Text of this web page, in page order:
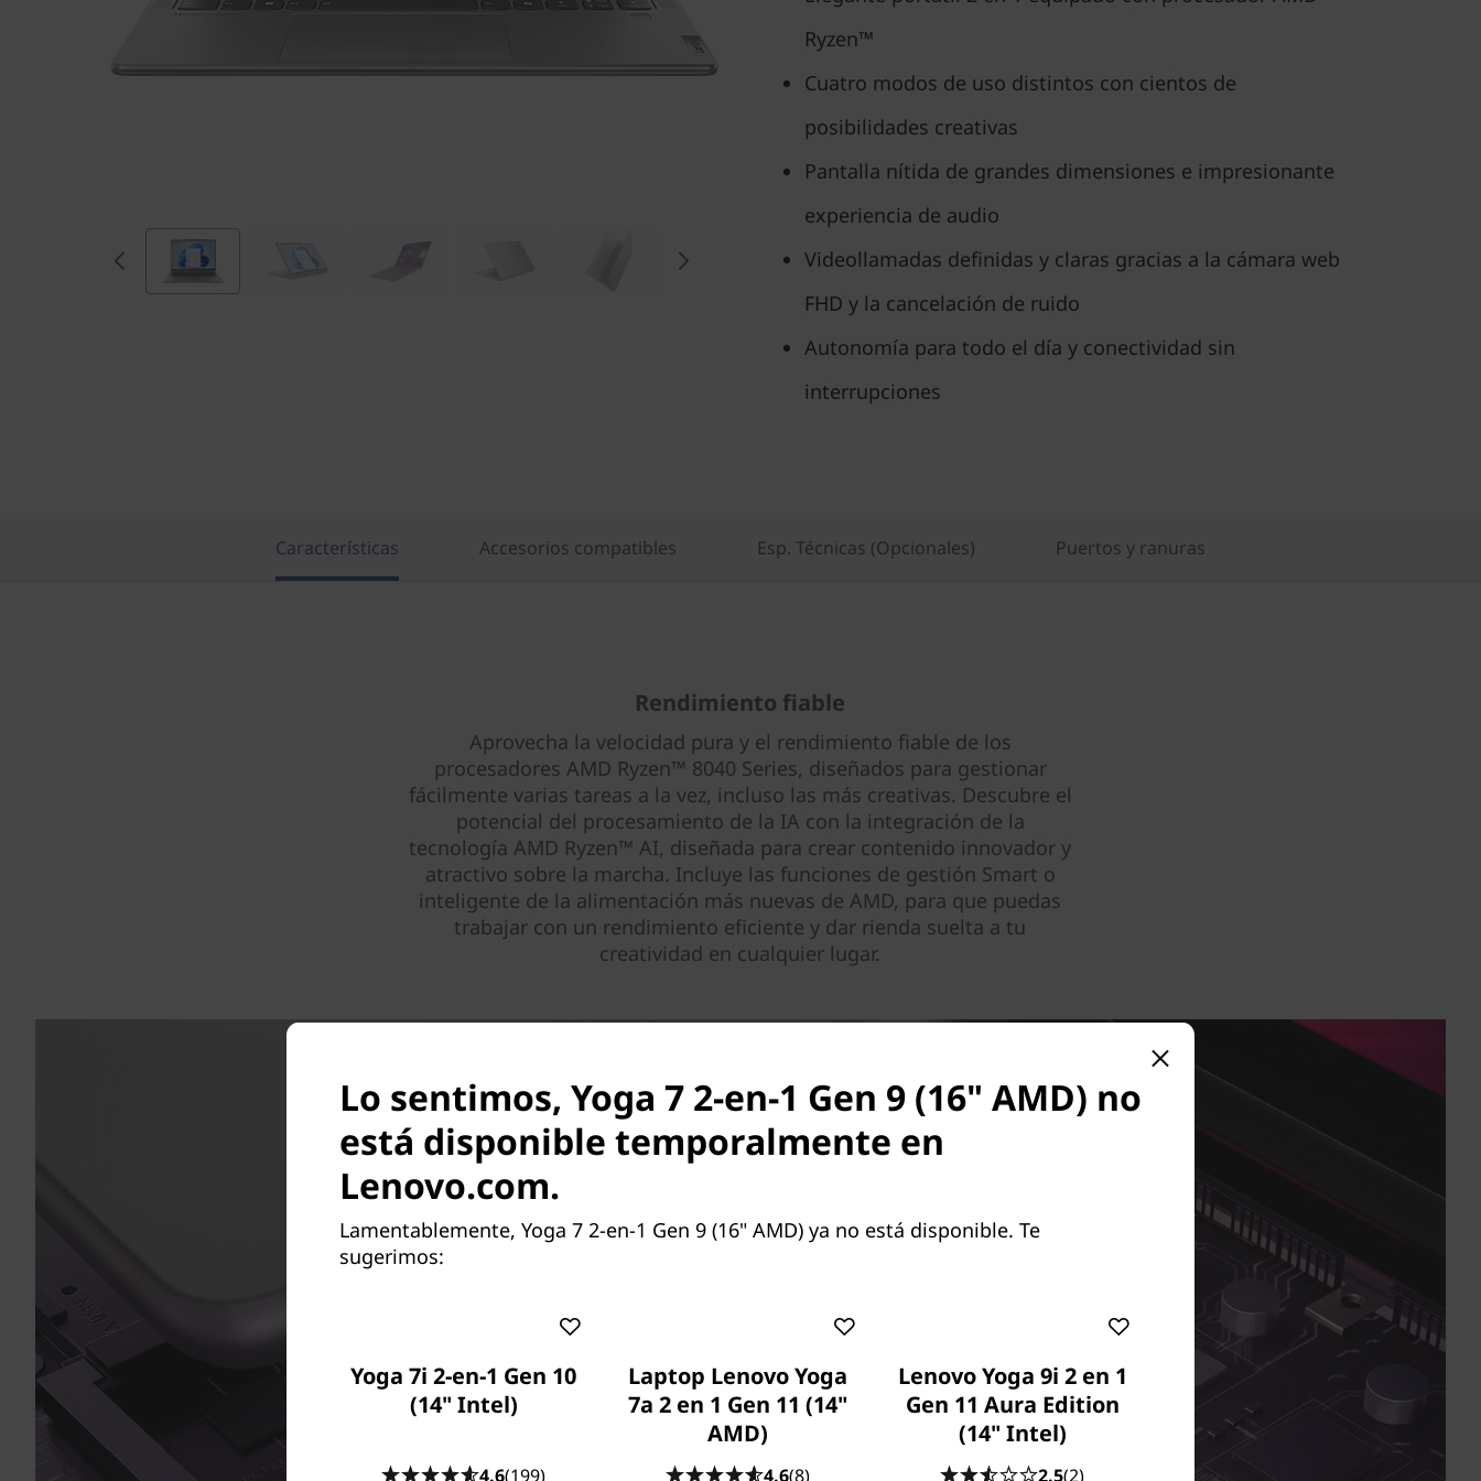
Ryzen™
Cuatro modos de uso distintos con cientos de
posibilidades creativas
Pantalla nítida de grandes dimensiones e impresionante
experiencia de audio
Videollamadas definidas y claras gracias a la cámara web
FHD y la cancelación de ruido
Autonomía para todo el día y conectividad sin
interrupciones
Características Accesorios compatibles Esp. Técnicas (Opcionales) Puertos y ranuras
Rendimiento fiable
Aprovecha la velocidad pura y el rendimiento fiable de los
procesadores AMD Ryzen™ 8040 Series, diseñados para gestionar
fácilmente varias tareas a la vez, incluso las más creativas. Descubre el
potencial del procesamiento de la IA con la integración de la
tecnología AMD Ryzen™ AI, diseñada para crear contenido innovador y
atractivo sobre la marcha. Incluye las funciones de gestión Smart o
inteligente de la alimentación más nuevas de AMD, para que puedas
trabajar con un rendimiento eficiente y dar rienda suelta a tu
creatividad en cualquier lugar.
Lo sentimos, Yoga 7 2-en-1 Gen 9 (16" AMD) no
está disponible temporalmente en
Lenovo.com.
Lamentablemente, Yoga 7 2-en-1 Gen 9 (16" AMD) ya no está disponible. Te
sugerimos:
Yoga 7i 2-en-1 Gen 10
(14" Intel)
4.6(199)
Laptop Lenovo Yoga
7a 2 en 1 Gen 11 (14"
AMD)
4.6(8)
Lenovo Yoga 9i 2 en 1
Gen 11 Aura Edition
(14" Intel)
2.5(2)